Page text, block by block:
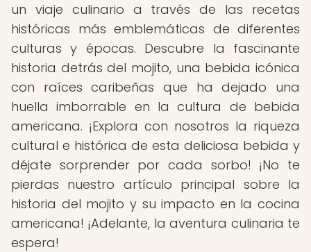
un viaje culinario a través de las recetas
históricas más emblemáticas de diferentes
culturas y épocas. Descubre la fascinante
historia detrás del mojito, una bebida icónica
con raíces caribeñas que ha dejado una
huella imborrable en la cultura de bebida
americana. ¡Explora con nosotros la riqueza
cultural e histórica de esta deliciosa bebida y
déjate sorprender por cada sorbo! ¡No te
pierdas nuestro artículo principal sobre la
historia del mojito y su impacto en la cocina
americana! ¡Adelante, la aventura culinaria te
espera!